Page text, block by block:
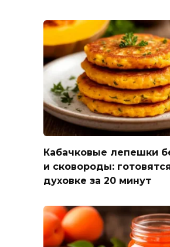
Кабачковые лепешки
и сковороды:
духовке за 20 минут